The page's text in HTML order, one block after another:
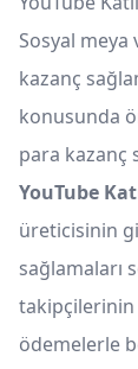
Sosyal
kazanç
konusunda
para kazanç
YouTube
üreticisinin
sağlamaları
takipçilerinin
ödemelerle